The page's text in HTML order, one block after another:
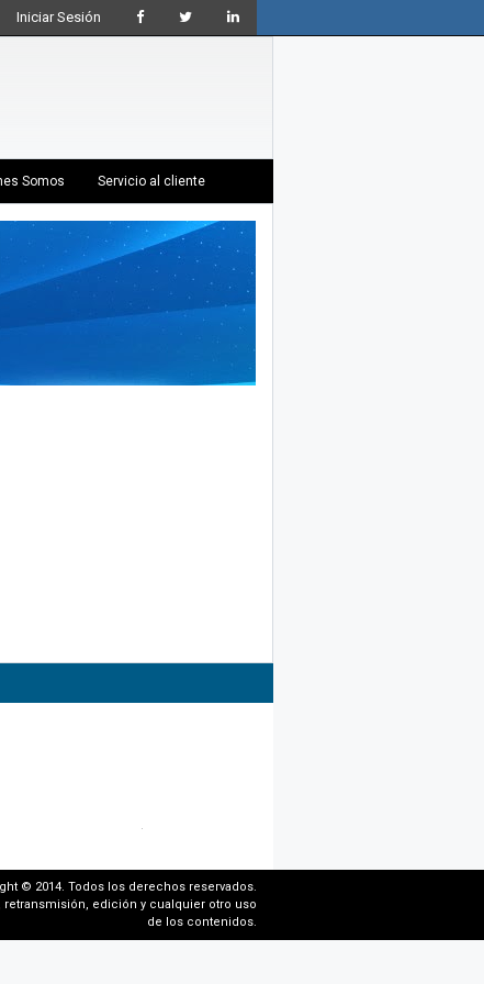
Iniciar Sesión
Somos Servicio al cliente
© 2014. Todos los derechos reservados.
retransmisión, edición y cualquier otro uso
de los contenidos.